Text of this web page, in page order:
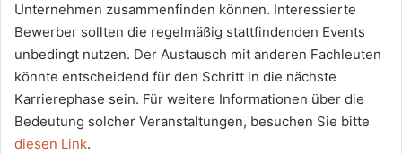
Unternehmen zusammenfinden können. Interessierte
Bewerber sollten die regelmäßig stattfindenden Events
unbedingt nutzen. Der Austausch mit anderen Fachleuten
könnte entscheidend für den Schritt in die nächste
Karrierephase sein. Für weitere Informationen über die
Bedeutung solcher Veranstaltungen, besuchen Sie bitte
diesen Link.